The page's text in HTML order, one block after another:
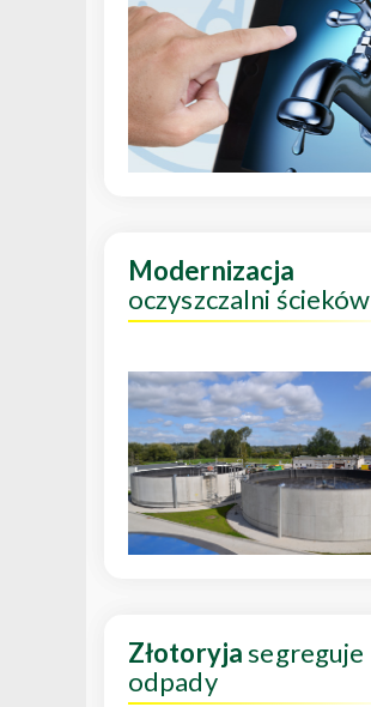
Modernizacja
oczyszczalni ścieków
Złotoryjasegreguje
odpady